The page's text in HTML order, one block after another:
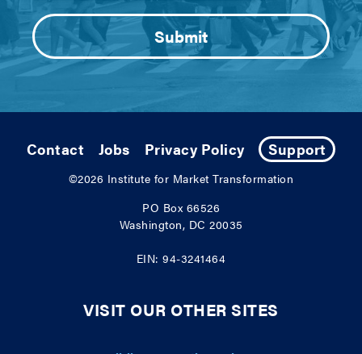
Contact Jobs Privacy Policy Support
©2026 Institute for Market Transformation
PO Box 66526
Washington, DC 20035
EIN: 94-3241464
VISIT OUR OTHER SITES